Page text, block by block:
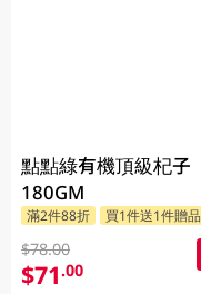
點點綠有機頂級杞子
180GM
滿2件88折 買1件送1件贈品
$78.00
$71.00